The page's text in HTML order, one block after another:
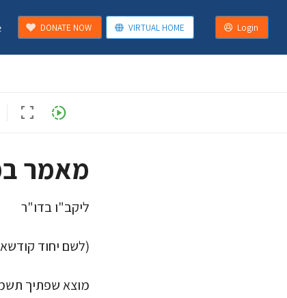
DONATE NOW VIRTUAL HOME Login
fullscreen slow_motion_video
מאמר
ליקב"ו בדו"ר
(לשם יחוד קודשא
מוצא שפתיך